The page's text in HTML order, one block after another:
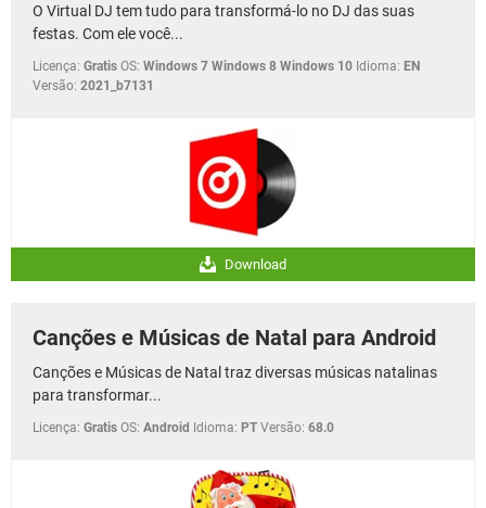
O Virtual DJ tem tudo para transformá-lo no DJ das suas
festas. Com ele você...
Licença: Gratis OS: Windows 7 Windows 8 Windows 10 Idioma: EN
Versão: 2021_b7131
Download
Canções e Músicas de Natal para Android
Canções e Músicas de Natal traz diversas músicas natalinas
para transformar...
Licença: Gratis OS: Android Idioma: PT Versão: 68.0